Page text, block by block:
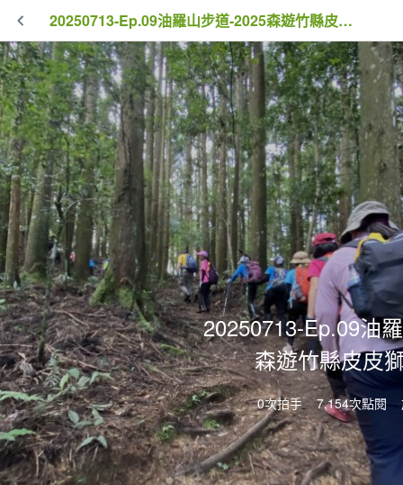
20250713-Ep.09油羅山步道-2025森遊竹縣皮皮獅探險隊
20250713-Ep.09油
森遊竹縣皮皮
0次拍手 7,154次點閱